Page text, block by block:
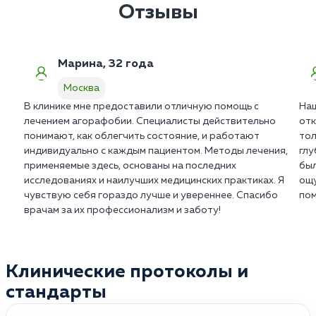
использует специальные вербальные техники для
Отзывы
Марина, 32 года
Москва
В клинике мне предоставили отличную помощь с
лечением агорафобии. Специалисты действительно
понимают, как облегчить состояние, и работают
индивидуально с каждым пациентом. Методы лечения,
применяемые здесь, основаны на последних
исследованиях и наилучших медицинских практиках. Я
чувствую себя гораздо лучше и увереннее. Спасибо
врачам за их профессионализм и заботу!
Клинические протоколы и
стандарты